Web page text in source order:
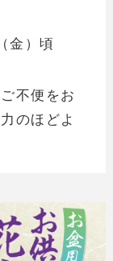
金）頃
不便をお
のほどよ